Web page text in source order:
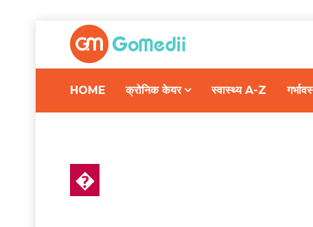
HOME क्रोनिक केयर स्वास्थ्य A-Z
�